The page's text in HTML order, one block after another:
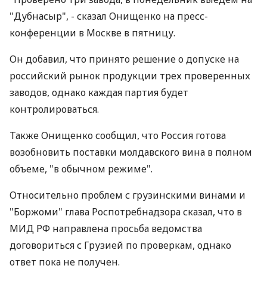
"Дубнасыр", - сказал Онищенко на пресс-
конференции в Москве в пятницу.
Он добавил, что принято решение о допуске на
российский рынок продукции трех проверенных
заводов, однако каждая партия будет
контролироваться.
Также Онищенко сообщил, что Россия готова
возобновить поставки молдавского вина в полном
объеме, "в обычном режиме".
Относительно проблем с грузинскими винами и
"Боржоми" глава Роспотребнадзора сказал, что в
МИД РФ направлена просьба ведомства
договориться с Грузией по проверкам, однако
ответ пока не получен.